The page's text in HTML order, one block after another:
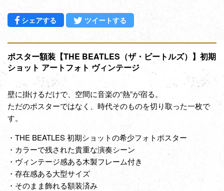
シェアする Facebookでシェアする
ツイートする Twitterに投稿する
ポスター額装【THE BEATLES（ザ・ビートルズ）】初期
ショット アートフォト ヴィンテージ
壁に掛けるだけで、空間に音楽の“熱”が宿る。
ただのポスターではなく、時代そのものを切り取った一枚で
す。
・THE BEATLES 初期ショットの希少フォトポスター
・カラーで残された貴重な演奏シーン
・ヴィンテージ感ある木製フレーム付き
・存在感ある大型サイズ
・そのまま飾れる額装済み